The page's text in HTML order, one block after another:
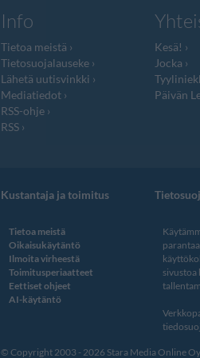
Info
Tietoa meistä
Tietosuojalauseke
Lähetä uutisvinkki
Mediatiedot
RSS-ohje
RSS
Kesä!
Jocka
Päivän
Kustantaja ja toimitus
Tietoa meistä
Oikaisukäytäntö
Ilmoita virheestä
Toimitusperiaatteet
Eettiset ohjeet
AI-käytäntö
sivustoa
© Copyright 2003 - 2026 Stara Media Online